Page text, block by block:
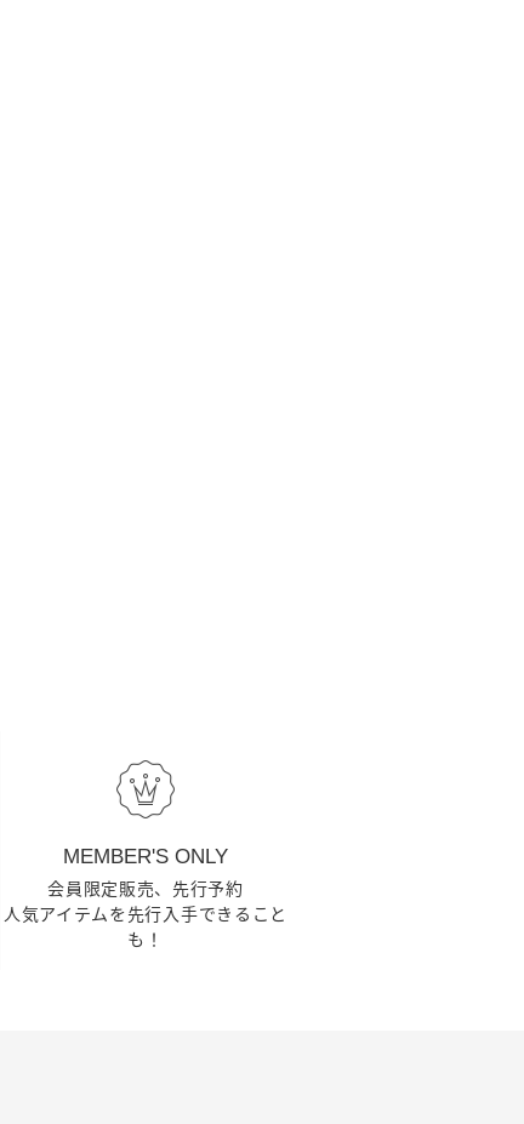
MEMBER'S ONLY
会員限定販売、先行予約
人気アイテムを先行入手できること
も！